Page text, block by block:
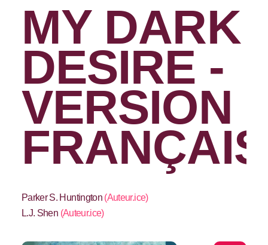
MY DARK
DESIRE -
VERSION
Parker S. Huntington (Auteur.ice)
L.J. Shen (Auteur.ice)